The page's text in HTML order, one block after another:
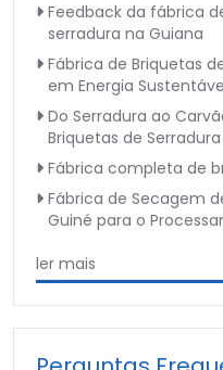
Feedback da fábrica
serradura na Guiana
Fábrica de Briquetas
em Energia
Do Serradura ao
Briquetas de
Fábrica completa de
Fábrica de Secagem
Guiné para o
ler mais